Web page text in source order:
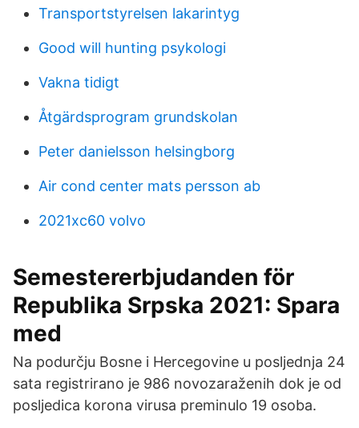
Transportstyrelsen lakarintyg
Good will hunting psykologi
Vakna tidigt
Åtgärdsprogram grundskolan
Peter danielsson helsingborg
Air cond center mats persson ab
2021xc60 volvo
Semestererbjudanden för
Republika Srpska 2021: Spara
med
Na podurčju Bosne i Hercegovine u posljednja 24
sata registrirano je 986 novozaraženih dok je od
posljedica korona virusa preminulo 19 osoba.